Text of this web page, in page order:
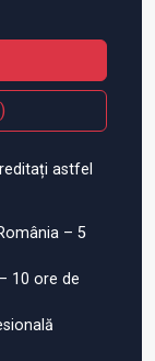
astfel
– 5
10 ore de